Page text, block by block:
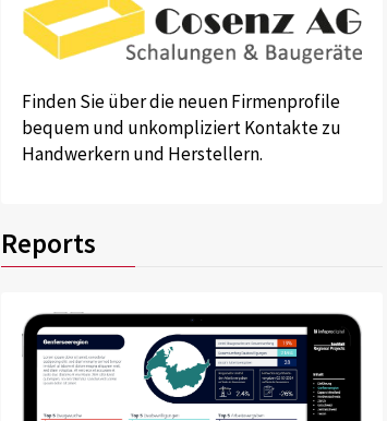
Finden Sie über die neuen Firmenprofile
bequem und unkompliziert Kontakte zu
Handwerkern und Herstellern.
Reports